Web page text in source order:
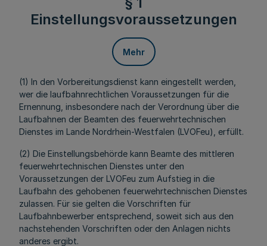
Einstellungsvoraussetzungen
Mehr
(1) In den Vorbereitungsdienst kann eingestellt werden,
wer die laufbahnrechtlichen Voraussetzungen für die
Ernennung, insbesondere nach der Verordnung über die
Laufbahnen der Beamten des feuerwehrtechnischen
Dienstes im Lande Nordrhein-Westfalen (LVOFeu), erfüllt.
(2) Die Einstellungsbehörde kann Beamte des mittleren
feuerwehrtechnischen Dienstes unter den
Voraussetzungen der LVOFeu zum Aufstieg in die
Laufbahn des gehobenen feuerwehrtechnischen Dienstes
zulassen. Für sie gelten die Vorschriften für
Laufbahnbewerber entsprechend, soweit sich aus den
nachstehenden Vorschriften oder den Anlagen nichts
anderes ergibt.